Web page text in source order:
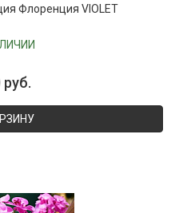
Флоренция VIOLET
руб.